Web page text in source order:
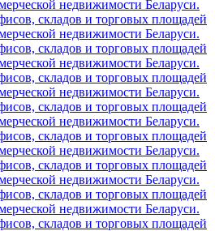
недвижимости Беларуси.
складов и торговых площадей
недвижимости Беларуси.
складов и торговых площадей
недвижимости Беларуси.
складов и торговых площадей
недвижимости Беларуси.
складов и торговых площадей
недвижимости Беларуси.
складов и торговых площадей
недвижимости Беларуси.
складов и торговых площадей
недвижимости Беларуси.
складов и торговых площадей
недвижимости Беларуси.
складов и торговых площадей